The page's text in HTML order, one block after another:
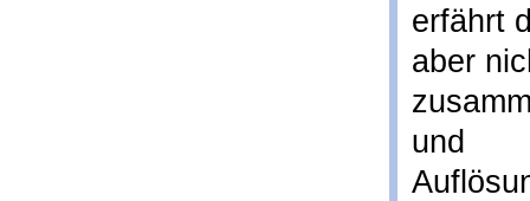
erfährt
aber
und